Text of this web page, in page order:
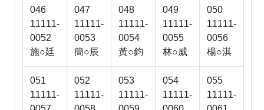
046
11111-
0052
施○廷
047
11111-
0053
簡○辰
048
11111-
0054
黃○鈞
049
11111-
0055
林○威
050
11111-
0056
楊○淇
051
11111-
052
11111-
053
11111-
054
11111-
055
11111-